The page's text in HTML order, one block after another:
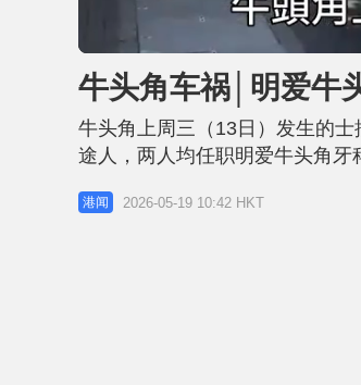
U
n
u
t
e
牛头角车祸│明爱牛
牛头角上周三（13日）发生的
途人，两人均任职明爱牛头角
脚被轧断，留院5日亦不治。
岁女死者生前未婚，其粉岭村
港闻 2026-05-19 10:42 HKT